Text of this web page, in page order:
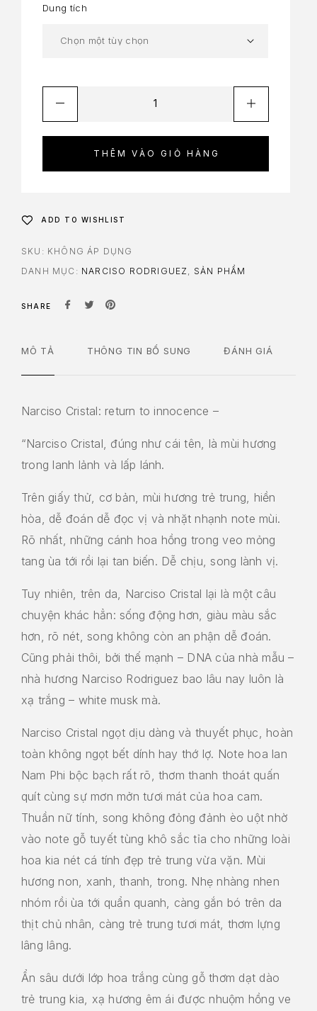
Dung tích
THÊM VÀO GIỎ HÀNG
ADD TO WISHLIST
SKU: KHÔNG ÁP DỤNG
DANH MỤC: NARCISO RODRIGUEZ SẢN PHẨM
SHARE
MÔ TẢ THÔNG TIN BỔ SUNG ĐÁNH GIÁ
Narciso Cristal: return to innocence –
“Narciso Cristal, đúng như cái tên, là mùi hương
trong lanh lảnh và lấp lánh.
Trên giấy thử, cơ bản, mùi hương trẻ trung, hiền
hòa, dễ đoán dễ đọc vị và nhặt nhạnh note mùi.
Rõ nhất, những cánh hoa hồng trong veo mỏng
tang ùa tới rồi lại tan biến. Dễ chịu, song lành vị.
Tuy nhiên, trên da, Narciso Cristal lại là một câu
chuyện khác hẳn: sống động hơn, giàu màu sắc
hơn, rõ nét, song không còn an phận dễ đoán.
Cũng phải thôi, bởi thế mạnh – DNA của nhà mẫu –
nhà hương Narciso Rodriguez bao lâu nay luôn là
xạ trắng – white musk mà.
Narciso Cristal ngọt dịu dàng và thuyết phục, hoàn
toàn không ngọt bết dính hay thớ lợ. Note hoa lan
Nam Phi bộc bạch rất rõ, thơm thanh thoát quấn
quít cùng sự mơn mởn tươi mát của hoa cam.
Thuần nữ tính, song không đỏng đảnh èo uột nhờ
vào note gỗ tuyết tùng khô sắc tỉa cho những loài
hoa kia nét cá tính đẹp trẻ trung vừa vặn. Mùi
hương non, xanh, thanh, trong. Nhẹ nhàng nhen
nhóm rồi ùa tới quẩn quanh, càng gắn bó trên da
thịt chủ nhân, càng trẻ trung tươi mát, thơm lựng
lâng lâng.
Ẩn sâu dưới lớp hoa trắng cùng gỗ thơm dạt dào
trẻ trung kia, xạ hương êm ái được nhuộm hồng ve